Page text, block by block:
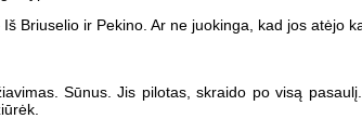
Briuselio ir Pekino. Ar ne juokinga, kad jos atėjo
Sūnus. Jis pilotas, skraido po visą